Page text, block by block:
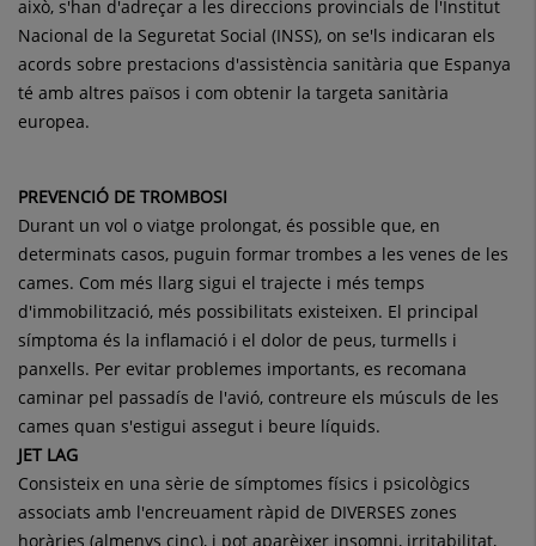
això, s'han d'adreçar a les direccions provincials de l'Institut
Nacional de la Seguretat Social (INSS), on se'ls indicaran els
acords sobre prestacions d'assistència sanitària que Espanya
té amb altres països i com obtenir la targeta sanitària
europea.
PREVENCIÓ DE TROMBOSI
Durant un vol o viatge prolongat, és possible que, en
determinats casos, puguin formar trombes a les venes de les
cames. Com més llarg sigui el trajecte i més temps
d'immobilització, més possibilitats existeixen. El principal
símptoma és la inflamació i el dolor de peus, turmells i
panxells. Per evitar problemes importants, es recomana
caminar pel passadís de l'avió, contreure els músculs de les
cames quan s'estigui assegut i beure líquids.
JET LAG
Consisteix en una sèrie de símptomes físics i psicològics
associats amb l'encreuament ràpid de DIVERSES zones
horàries (almenys cinc), i pot aparèixer insomni, irritabilitat,